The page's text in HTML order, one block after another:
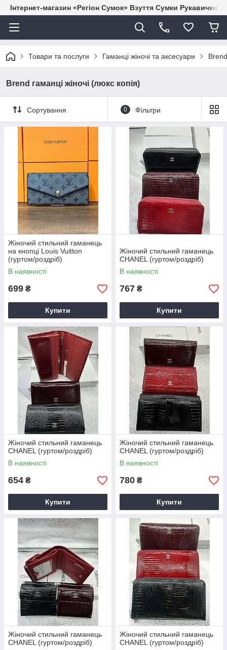
Інтернет-магазин «Регіон Сумок» Взуття Сумки Рукавички
Товари та послуги Гаманці жіночі та аксесуари
Brend гаманці жіночі (люкс копія)
Сортування 0 Фільтри
Жіночий стильний гаманець
на кнопці Louis Vuitton
(гуртом/роздріб)
В наявності
699 ₴
Купити
Жіночий стильний гаманець
CHANEL (гуртом/роздріб)
В наявності
767 ₴
Купити
Жіночий стильний гаманець
CHANEL (гуртом/роздріб)
В наявності
654 ₴
Купити
Жіночий стильний гаманець
CHANEL (гуртом/роздріб)
В наявності
780 ₴
Купити
Жіночий стильний гаманець
CHANEL (гуртом/роздріб)
Жіночий стильний гаманець
CHANEL (гуртом/роздріб)